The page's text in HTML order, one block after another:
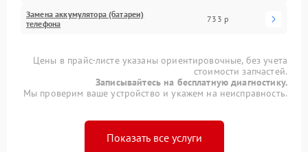
Замена аккумулятора (батареи)
телефона
733 р
Цены в прайс-листе указаны ориентировочные, без учета
стоимости запчастей.
Записывайтесь на бесплатную диагностику.
Мы проверим ваше устройство и укажем на неисправность.
Показать все услуги